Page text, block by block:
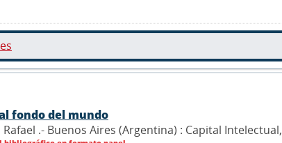
fondo del mundo
Rafael .- Buenos Aires (Argentina) : Capital Intelectual,